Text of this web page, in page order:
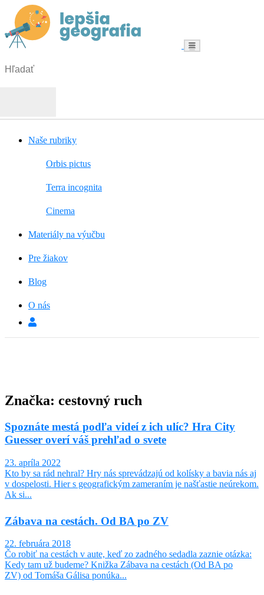
Menu
Naše rubriky
Orbis pictus
Terra incognita
Cinema
Materiály na výučbu
Pre žiakov
Blog
O nás
Značka: cestovný ruch
Spoznáte mestá podľa videí z ich ulíc? Hra City
Guesser overí váš prehľad o svete
23. apríla 2022
Kto by sa rád nehral? Hry nás sprevádzajú od kolísky a bavia nás aj
v dospelosti. Hier s geografickým zameraním je našťastie neúrekom.
Ak si...
Zábava na cestách. Od BA po ZV
22. februára 2018
Čo robiť na cestách v aute, keď zo zadného sedadla zaznie otázka:
Kedy tam už budeme? Knižka Zábava na cestách (Od BA po
ZV) od Tomáša Gálisa ponúka...